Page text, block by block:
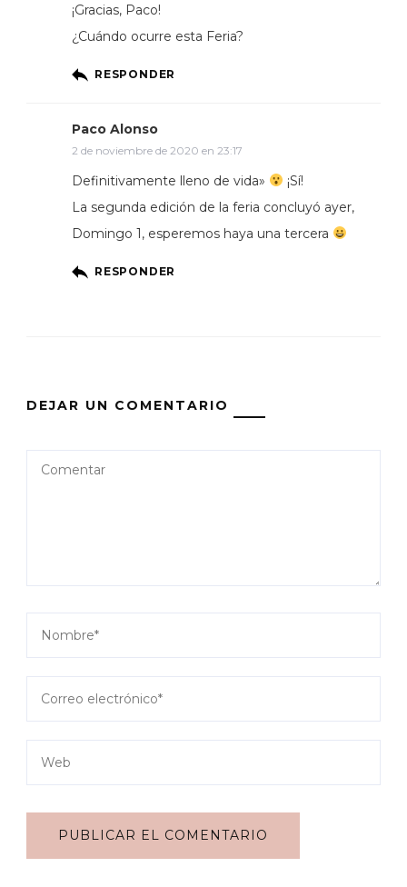
¡Gracias, Paco!
¿Cuándo ocurre esta Feria?
RESPONDER
Paco Alonso
2 de noviembre de 2020 en 23:17
Definitivamente lleno de vida»
¡Sí!
La segunda edición de la feria concluyó ayer,
Domingo 1, esperemos haya una tercera
RESPONDER
DEJAR UN COMENTARIO